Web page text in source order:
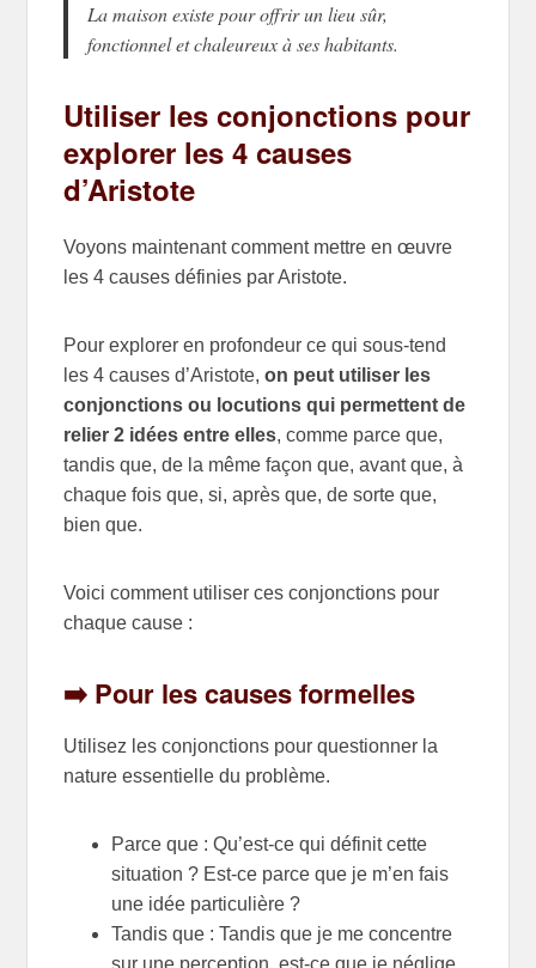
La maison existe pour offrir un lieu sûr,
fonctionnel et chaleureux à ses habitants.
Utiliser les conjonctions pour
explorer les 4 causes
d’Aristote
Voyons maintenant comment mettre en œuvre
les 4 causes définies par Aristote.
Pour explorer en profondeur ce qui sous-tend
les 4 causes d’Aristote,on peut utiliser les
conjonctions ou locutions qui permettent de
relier 2 idées entre elles, comme parce que,
tandis que, de la même façon que, avant que, à
chaque fois que, si, après que, de sorte que,
bien que.
Voici comment utiliser ces conjonctions pour
chaque cause :
➡️ Pour les causes formelles
Utilisez les conjonctions pour questionner la
nature essentielle du problème.
Parce que : Qu’est-ce qui définit cette
situation ? Est-ce parce que je m’en fais
une idée particulière ?
Tandis que : Tandis que je me concentre
sur une perception, est-ce que je néglige